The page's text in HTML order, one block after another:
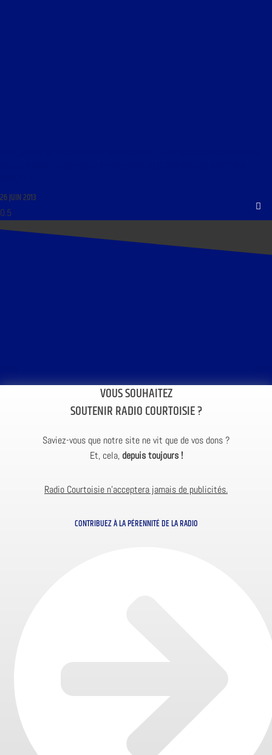
26 JUIN 2013
VOUS SOUHAITEZ
SOUTENIR RADIO COURTOISIE ?
Saviez-vous que notre site ne vit que de vos dons ?
Et, cela, depuis toujours !
Radio Courtoisie n’acceptera jamais de publicités.
CONTRIBUEZ À LA PÉRENNITÉ DE LA RADIO